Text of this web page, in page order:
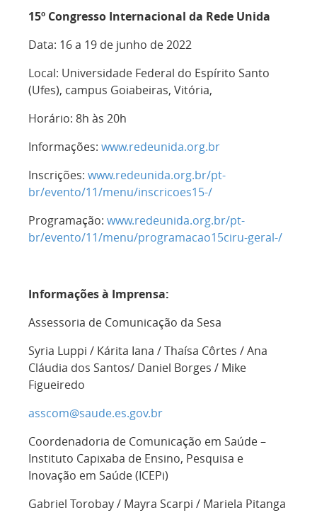
15º Congresso Internacional da Rede Unida
Data: 16 a 19 de junho de 2022
Local: Universidade Federal do Espírito Santo
(Ufes), campus Goiabeiras, Vitória,
Horário: 8h às 20h
Informações: www.redeunida.org.br
Inscrições: www.redeunida.org.br/pt-
br/evento/11/menu/inscricoes15-/
Programação: www.redeunida.org.br/pt-
br/evento/11/menu/programacao15ciru-geral-/
Informações à Imprensa:
Assessoria de Comunicação da Sesa
Syria Luppi / Kárita Iana / Thaísa Côrtes / Ana
Cláudia dos Santos/ Daniel Borges / Mike
Figueiredo
asscom@saude.es.gov.br
Coordenadoria de Comunicação em Saúde –
Instituto Capixaba de Ensino, Pesquisa e
Inovação em Saúde (ICEPi)
Gabriel Torobay / Mayra Scarpi / Mariela Pitanga